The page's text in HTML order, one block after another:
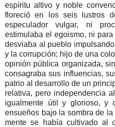
espíritu altivo y noble
floreció en los seis lustros
especulador vulgar, ni
estimulaba el egoismo, ni
desviaba al pueblo
y la corrupción; hijo de una
opinión pública organizada,
consagraba sus influencias,
patrio al desarrollo de un
relativa, pero independencia
igualmente útil y glorioso, y
ensueños bajo la sombra de
mente se había cultivado al